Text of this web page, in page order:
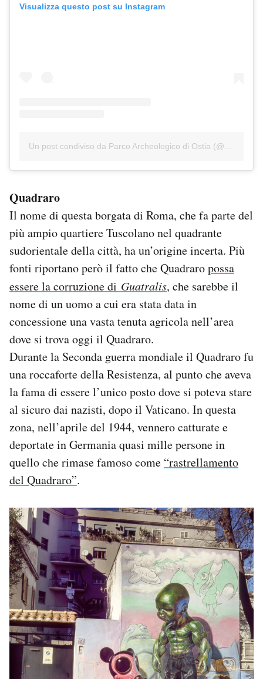
Visualizza questo post su Instagram
Quadraro
Il nome di questa borgata di Roma, che fa parte del
più ampio quartiere Tuscolano nel quadrante
sudorientale della città, ha un’origine incerta. Più
fonti riportano però il fatto che Quadraropossa
essere la corruzione di Guatralis, che sarebbe il
nome di un uomo a cui era stata data in
concessione una vasta tenuta agricola nell’area
dove si trova oggi il Quadraro.
Durante la Seconda guerra mondiale il Quadraro fu
una roccaforte della Resistenza, al punto che aveva
la fama di essere l’unico posto dove si poteva stare
al sicuro dai nazisti, dopo il Vaticano. In questa
zona, nell’aprile del 1944, vennero catturate e
deportate in Germania quasi mille persone in
quello che rimase famoso come “rastrellamento
del Quadraro”.